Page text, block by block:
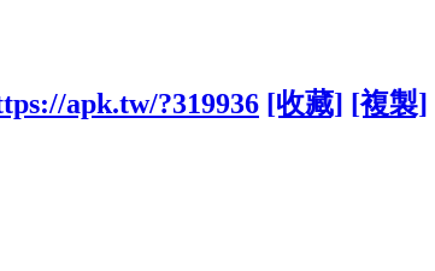
apk.tw/?319936 [收藏] [複製]